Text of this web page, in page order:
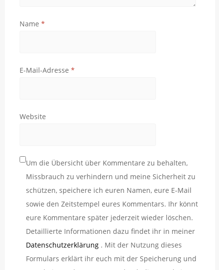
Name *
E-Mail-Adresse *
Website
Um die Übersicht über Kommentare zu behalten,
Missbrauch zu verhindern und meine Sicherheit zu
schützen, speichere ich euren Namen, eure E-Mail
sowie den Zeitstempel eures Kommentars. Ihr könnt
eure Kommentare später jederzeit wieder löschen.
Detaillierte Informationen dazu findet ihr in meiner
Datenschutzerklärung . Mit der Nutzung dieses
Formulars erklärt ihr euch mit der Speicherung und